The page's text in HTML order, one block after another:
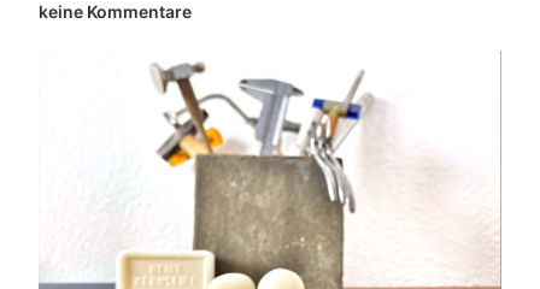
keine Kommentare